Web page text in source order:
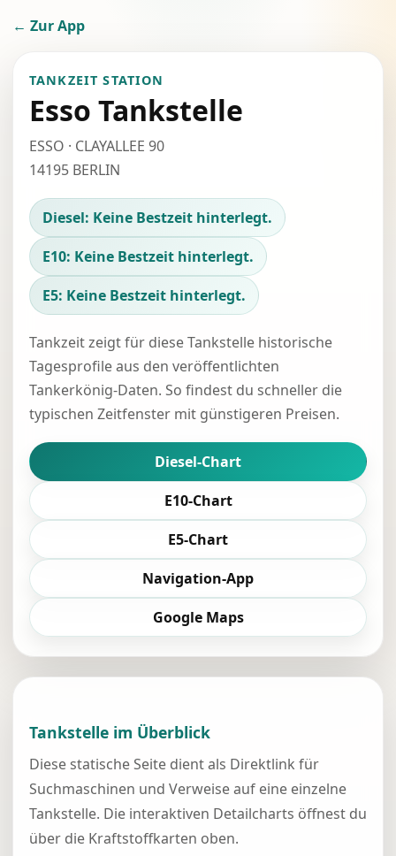
← Zur App
TANKZEIT STATION
Esso Tankstelle
ESSO · CLAYALLEE 90
14195 BERLIN
Diesel: Keine Bestzeit hinterlegt.
E10: Keine Bestzeit hinterlegt.
E5: Keine Bestzeit hinterlegt.
Tankzeit zeigt für diese Tankstelle historische
Tagesprofile aus den veröffentlichten
Tankerkönig-Daten. So findest du schneller die
typischen Zeitfenster mit günstigeren Preisen.
Diesel-Chart
E10-Chart
E5-Chart
Navigation-App
Google Maps
Tankstelle im Überblick
Diese statische Seite dient als Direktlink für
Suchmaschinen und Verweise auf eine einzelne
Tankstelle. Die interaktiven Detailcharts öffnest du
über die Kraftstoffkarten oben.